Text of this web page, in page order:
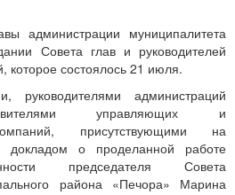
администрации муниципалитета
Совета глав и руководителей
которое состоялось 21 июля.
руководителями администраций
управляющих и
присутствующими на
докладом о проделанной работе
председателя Совета
района «Печора» Марина